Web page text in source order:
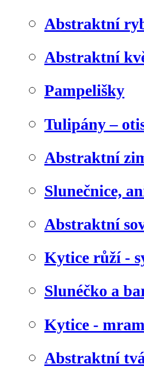
Abstraktní
Abstraktní
Pampelišky
Tulipány –
Abstraktní
Slunečnice,
Abstraktní
Kytice růží -
Slunéčko a
Kytice -
Abstraktní